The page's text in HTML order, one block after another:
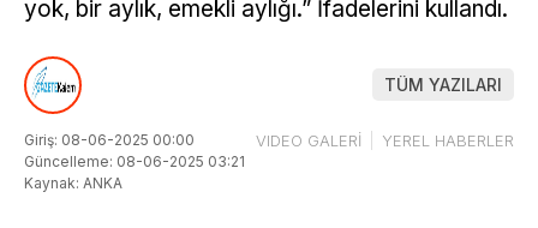
yok, bir aylık, emekli aylığı.” İfadelerini kullandı.
TÜM YAZILARI
Giriş: 08-06-2025 00:00
Güncelleme: 08-06-2025 03:21
Kaynak: ANKA
VIDEO GALERİ YEREL HABERLER